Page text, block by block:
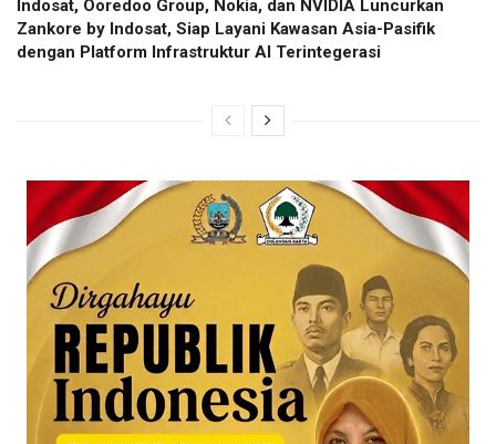
Indosat, Ooredoo Group, Nokia, dan NVIDIA Luncurkan
Zankore by Indosat, Siap Layani Kawasan Asia-Pasifik
dengan Platform Infrastruktur AI Terintegerasi